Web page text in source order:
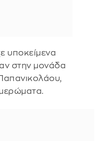
υποκείμενα
στην μονάδα